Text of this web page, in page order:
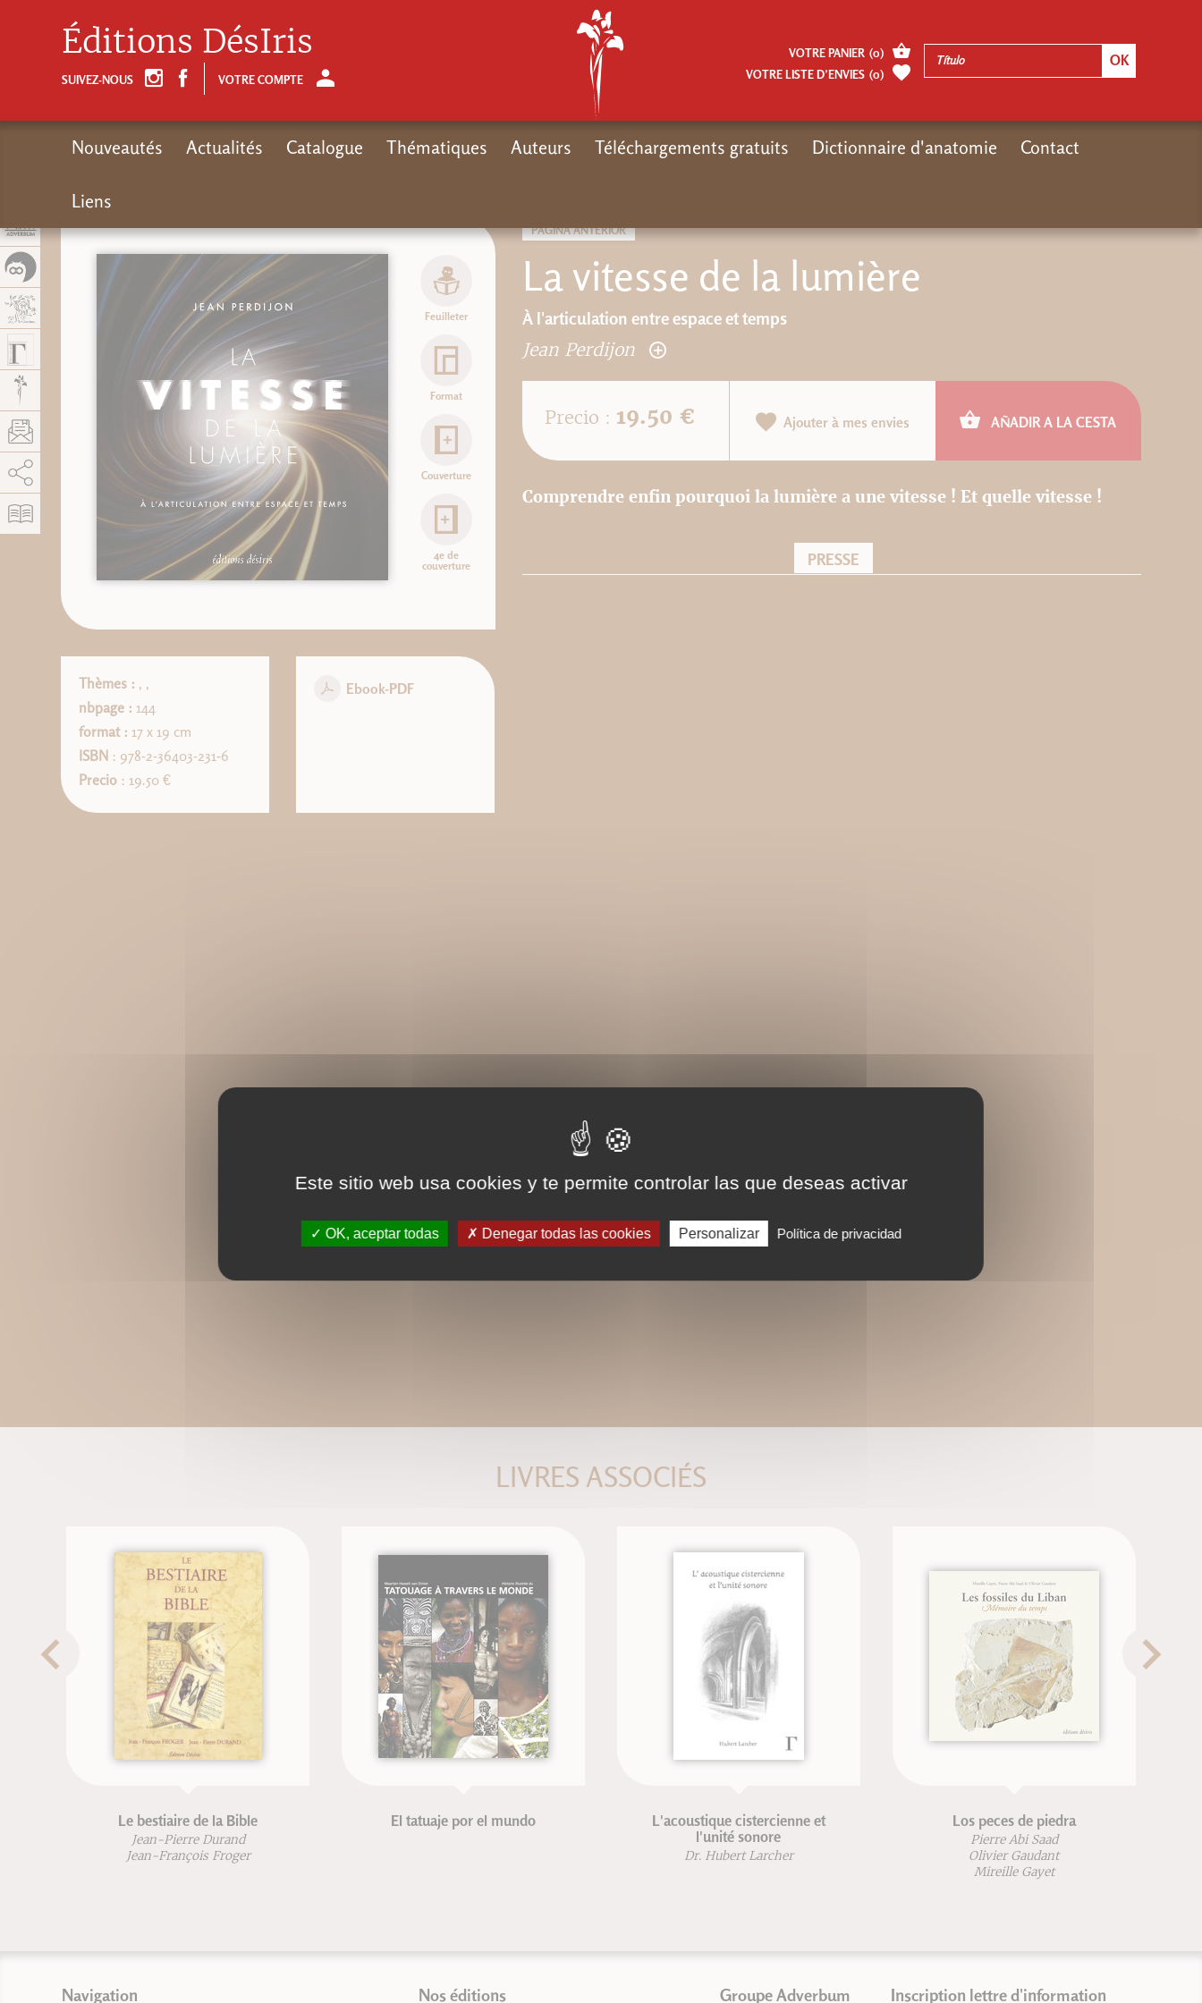
PÁGINA ANTERIOR
La vitesse de la lumière
À l'articulation entre espace et temps
Jean Perdijon
Feuilleter
Format
Couverture
4e de
couverture
Thèmes : , ,
nbpage : 144
format : 17 x 19 cm
ISBN : 978-2-36403-231-6
Precio: 19.50 €
Ebook-PDF
Precio : 19.50 € Ajouter à mes envies AÑADIR A LA CESTA
Comprendre enfin pourquoi la lumière a une vitesse ! Et quelle vitesse !
PRESSE
LIVRES ASSOCIÉS
Le bestiaire de la Bible
Jean-Pierre Durand
Jean-François Froger
El tatuaje por el mundo
L'acoustique cistercienne et
l'unité sonore
Dr. Hubert Larcher
Los peces de piedra
Pierre Abi Saad
Olivier Gaudant
Mireille Gayet
Navigation Nos éditions Groupe Adverbum Inscription lettre d'information
Éditions DésIris
SUIVEZ-NOUS VOTRE COMPTE
VOTRE PANIER (0)
VOTRE LISTE D’ENVIES (0)
Nouveautés Actualités Catalogue Thématiques Auteurs Téléchargements gratuits Dictionnaire d'anatomie Contact
Liens
AddThis está deshabilitado. Permitir
Este sitio web usa cookies y te permite controlar las que deseas activar
OK, aceptar todas Denegar todas las cookies Personalizar Política de privacidad